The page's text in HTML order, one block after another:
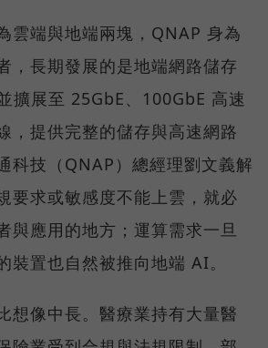
雲端與地端兩塊，QNAP 身為
，長期發展的是地端網路儲存
擴展至 25GbE、100GbE 高速
，提供完整的儲存與高速網路
科技（QNAP）總經理劉文義解
要求或敏感度不能上雲，就必
與應用的地方；運算需求一旦
裝置也自然被推向地端 AI。
想像中長。醫療業持有大量醫